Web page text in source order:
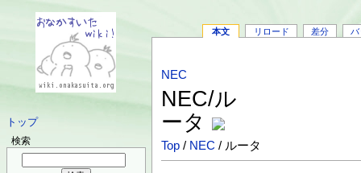
トップ
検索
本文 リロード 差分 バ
NEC
NEC/ル
ータ
Top / NEC / ルータ